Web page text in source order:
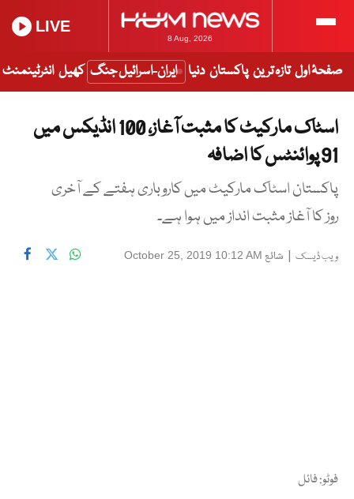
8 Aug, 2026
LIVE
صفحۂ اول تازہ ترین پاکستان دنیا ایران-اسرائیل جنگ کھیل انٹرٹینمنٹ
اسٹاک مارکیٹ کا مثبت آغاز، 100 انڈیکس میں
91 پوائنٹس کا اضافہ
پاکستان اسٹاک مارکیٹ میں کاروباری ہفتے کے آخری
روز کا آغاز مثبت انداز میں ہوا ہے۔
ویب ڈیسک | شائع October 25, 2019 10:12 AM
فوٹو: فائل